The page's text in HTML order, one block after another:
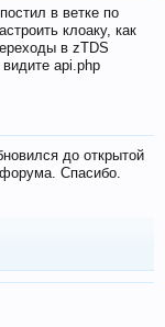
в ветке по
клоаку, как
в zTDS
api.php
до открытой
Спасибо.